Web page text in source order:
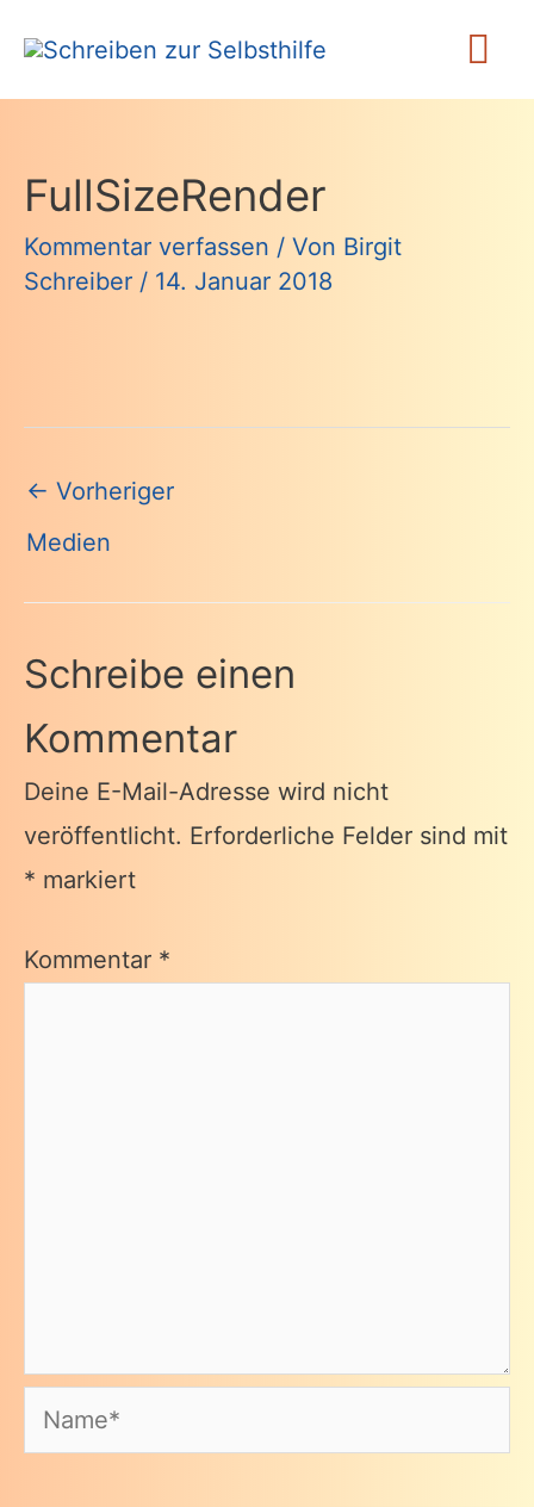
Inhalt
springen
FullSizeRender
Kommentar verfassen / Von Birgit
Schreiber / 14. Januar 2018
Beitragsnavigation
← Vorheriger
Medien
Schreibe einen
Kommentar
Deine E-Mail-Adresse wird nicht
veröffentlicht. Erforderliche Felder sind mit
* markiert
Kommentar *
Name*